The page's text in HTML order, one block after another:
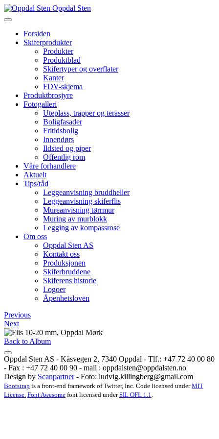
Oppdal Sten
Forsiden
Skiferprodukter
Produkter
Produktblad
Skifertyper og overflater
Kanter
FDV-skjema
Produktbrosjyre
Fotogalleri
Uteplass, trapper og terasser
Boligfasader
Fritidsbolig
Innendørs
Ildsted og piper
Offentlig rom
Våre forhandlere
Aktuelt
Tips/råd
Leggeanvisning bruddheller
Leggeanvisning skiferflis
Mureanvisning tørrmur
Muring av murblokk
Legging av kompassrose
Om oss
Oppdal Sten AS
Kontakt oss
Produksjonen
Skiferbruddene
Skiferens historie
Logoer
Åpenhetsloven
Previous
Next
Back to Album
Oppdal Sten AS - Kåsvegen 2, 7340 Oppdal - Tlf.: +47 72 40 00 80
- Fax : +47 72 40 00 90 - mail : oppdalsten@oppdalsten.no
Design by Scanpartner- Foto: ludvig.killingberg@gmail.com
Bootstrap is a front-end framework of Twitter, Inc. Code licensed underMIT
License. Font Awesome font licensed underSIL OFL 1.1.